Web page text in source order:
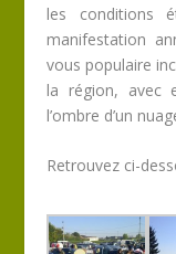
les conditions
manifestation
vous populaire
la région, avec
l’ombre d’un
Retrouvez ci-